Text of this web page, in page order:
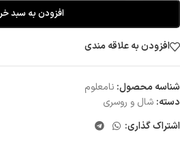
افزودن به سبد
افزودن به علاقه مندی
شناسه محصول: نامعلوم
دسته: شال و روسری
اشتراک گذاری: